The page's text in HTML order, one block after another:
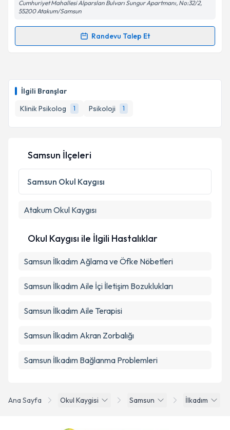
İlgili Branşlar
Klinik Psikolog
1 Psikoloji 1
Kişisel verilerimin işlenmesine ilişkin
Metni'ni okudum ve kişisel verilerimin belirtilen
Cumhuriyet Mahallesi Alparslan Bulvarı Sungur Apartmanı, No:32/2,
55200 Atakum/Samsun
Randevu Talep Et
Randevu Takvimi Talebi
almanız için bir takvim hazırlandığında e-posta ile
bilgilendireceğiz.
E-posta Adresiniz
Kişisel verilerimin işlenmesine ilişkin
Metni'ni okudum ve kişisel verilerimin belirtilen
Ana Sayfa Okul Kaygisi Samsun İlkadım
Samsun İlçeleri
Samsun Okul Kaygısı
AtakumOkul Kaygısı
Okul Kaygısı ile İlgili Hastalıklar
Samsun İlkadım Ağlama ve Öfke Nöbetleri
Samsun İlkadım Aile İçi İletişim Bozuklukları
Samsun İlkadım Aile Terapisi
Samsun İlkadım Akran Zorbalığı
Samsun İlkadım Bağlanma Problemleri